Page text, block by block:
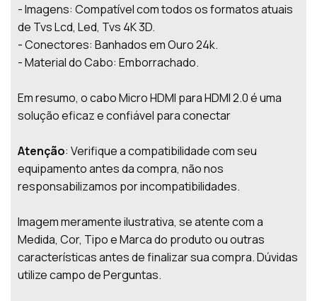
- Imagens: Compatível com todos os formatos atuais
de Tvs Lcd, Led, Tvs 4K 3D.
- Conectores: Banhados em Ouro 24k.
- Material do Cabo: Emborrachado.
Em resumo, o cabo Micro HDMI para HDMI 2.0 é uma
solução eficaz e confiável para conectar
Atenção: Verifique a compatibilidade com seu
equipamento antes da compra, não nos
responsabilizamos por incompatibilidades.
Imagem meramente ilustrativa, se atente com a
Medida, Cor, Tipo e Marca do produto ou outras
características antes de finalizar sua compra. Dúvidas
utilize campo de Perguntas.